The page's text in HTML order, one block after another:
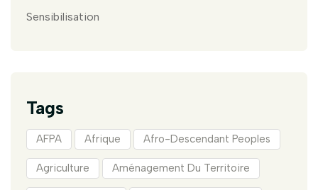
Sensibilisation
Tags
AFPA Afrique Afro-Descendant Peoples
Agriculture Aménagement Du Territoire